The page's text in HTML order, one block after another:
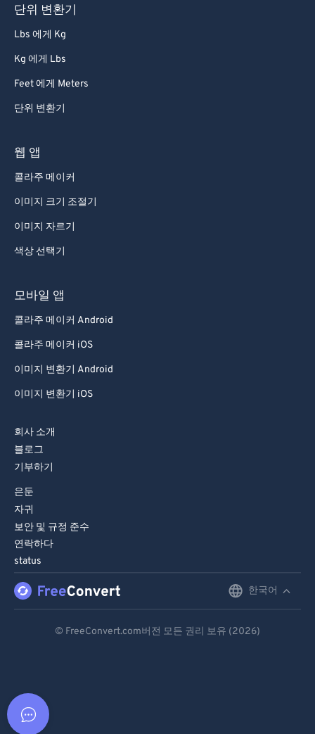
단위 변환기
Lbs 에게 Kg
Kg 에게 Lbs
Feet 에게 Meters
단위 변환기
웹 앱
콜라주 메이커
이미지 크기 조절기
이미지 자르기
색상 선택기
모바일 앱
콜라주 메이커 Android
콜라주 메이커 iOS
이미지 변환기 Android
이미지 변환기 iOS
회사 소개
블로그
기부하기
은둔
자귀
보안 및 규정 준수
연락하다
status
한국어
© FreeConvert.com버전 모든 권리 보유 (2026)